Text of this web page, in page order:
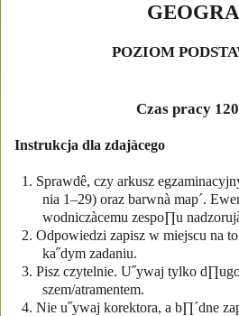
POZIOM
Czas pracy
Instrukcja dla zdajàcego
1. Sprawdê, czy arkusz
nia 1–29) oraz barwnà map´.
wodniczàcemu zespo∏u
2. Odpowiedzi zapisz w miejscu na
ka˝dym zadaniu.
3. Pisz czytelnie. U˝ywaj tylko
szem/atramentem.
4. Nie u˝ywaj korektora, a b∏´dne